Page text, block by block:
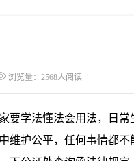
浏览量：2568人阅读
学法懂法会用法，日常
维护公平，任何事情都